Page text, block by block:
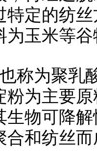
特定的纺
玉米等
称为聚乳
粉为主要
生物可降
合和纺丝